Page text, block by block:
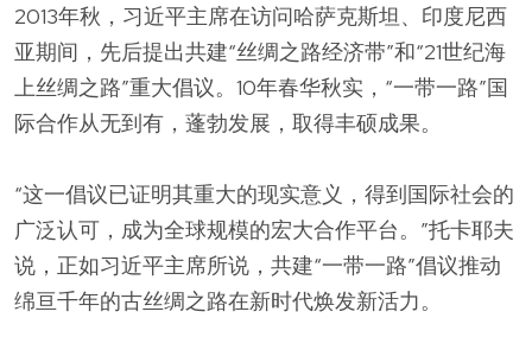
2013年秋，习近平主席在访问哈萨克斯坦、印度尼西
亚期间，先后提出共建“丝绸之路经济带”和“21世纪海
上丝绸之路”重大倡议。10年春华秋实，“一带一路”国
际合作从无到有，蓬勃发展，取得丰硕成果。
“这一倡议已证明其重大的现实意义，得到国际社会的
广泛认可，成为全球规模的宏大合作平台。”托卡耶夫
说，正如习近平主席所说，共建“一带一路”倡议推动
绵亘千年的古丝绸之路在新时代焕发新活力。